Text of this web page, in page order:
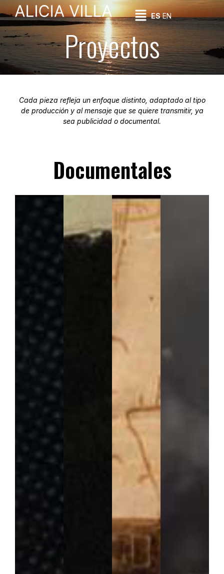
ES EN
Proyectos
Cada pieza refleja un enfoque distinto, adaptado al tipo
de producción y al mensaje que se quiere transmitir, ya
sea publicidad o documental.
Documentales